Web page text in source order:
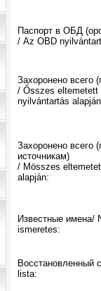
Паспорт в ОБД
/ Az OBD
Захоронено всего
/ Ősszes eltemetett
nyilvántartás
Захоронено всего
источникам)
/ Мösszes
alapján:
Известные имена/
ismeretes:
Восстановленный
lista: